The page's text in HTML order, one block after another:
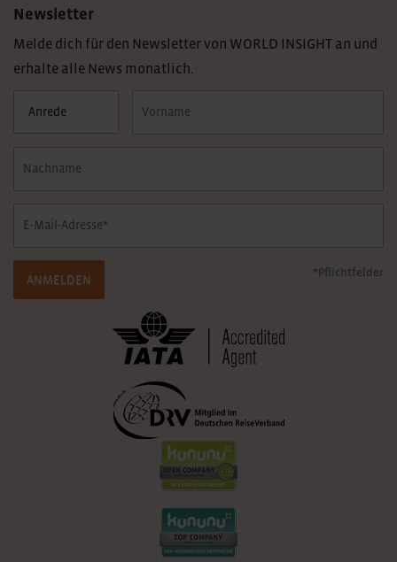
Newsletter
Melde dich für den Newsletter von WORLD INSIGHT an und
erhalte alle News monatlich.
ANMELDEN
*Pflichtfelder